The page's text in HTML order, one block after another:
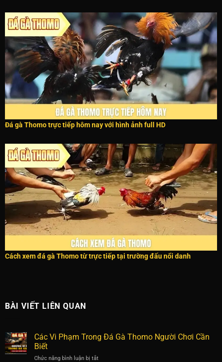
Đá gà Thomo trực tiếp hôm nay với hình ảnh full HD
Cách xem đá gà Thomo từ trực tiếp tại trường đấu nổi danh
BÀI VIẾT LIÊN QUAN
Các Vi Phạm Trong Đá Gà Thomo Người Chơi Cần
Biết
Chức năng bình luận bị tắtở